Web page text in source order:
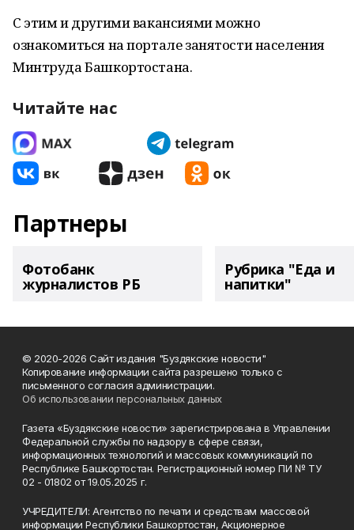
С этим и другими вакансиями можно
ознакомиться на портале занятости населения
Минтруда Башкортостана.
Читайте нас
Партнеры
Фотобанк
журналистов РБ
Рубрика "Еда и
напитки"
© 2020-2026 Сайт издания "Буздякские новости"
Копирование информации сайта разрешено только с
письменного согласия администрации.
Об использовании персональных данных
Газета «Буздякские новости» зарегистрирована в Управлении
Федеральной службы по надзору в сфере связи,
информационных технологий и массовых коммуникаций по
Республике Башкортостан. Регистрационный номер ПИ № ТУ
02 - 01802 от 19.05.2025 г.
УЧРЕДИТЕЛИ: Агентство по печати и средствам массовой
информации Республики Башкортостан, Акционерное